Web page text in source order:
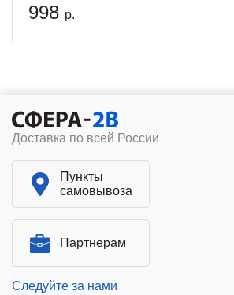
998 р.
Доставка по всей России
Пункты
самовывоза
Партнерам
Следуйте за нами